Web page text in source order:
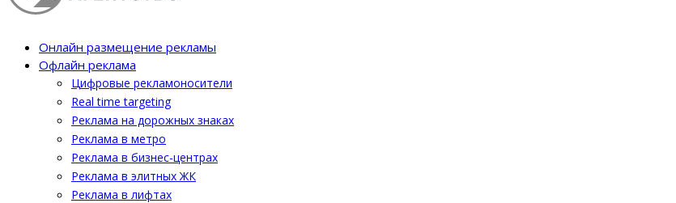
Онлайн размещение рекламы
Офлайн реклама
Цифровые рекламоносители
Real time targeting
Реклама на дорожных знаках
Реклама в метро
Реклама в бизнес-центрах
Реклама в элитных ЖК
Реклама в лифтах